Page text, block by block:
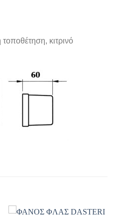
κιτρινό